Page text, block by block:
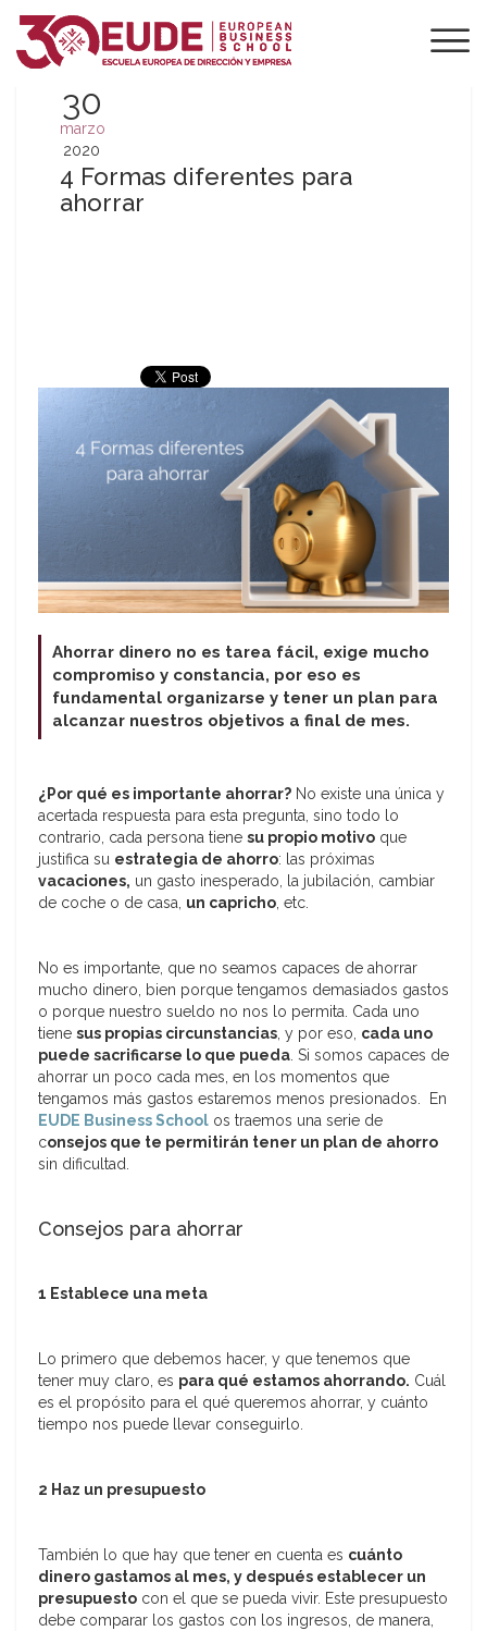
30
marzo
2020
4 Formas diferentes para
ahorrar
Ahorrar dinero no es tarea fácil, exige mucho
compromiso y constancia, por eso es
fundamental organizarse y tener un plan para
alcanzar nuestros objetivos a final de mes.
¿Por qué es importante ahorrar? No existe una única y
acertada respuesta para esta pregunta, sino todo lo
contrario, cada persona tiene su propio motivo que
justifica su estrategia de ahorro: las próximas
vacaciones, un gasto inesperado, la jubilación, cambiar
de coche o de casa, un capricho, etc.
No es importante, que no seamos capaces de ahorrar
mucho dinero, bien porque tengamos demasiados gastos
o porque nuestro sueldo no nos lo permita. Cada uno
tiene sus propias circunstancias, y por eso, cada uno
puede sacrificarse lo que pueda. Si somos capaces de
ahorrar un poco cada mes, en los momentos que
tengamos más gastos estaremos menos presionados. En
EUDE Business School os traemos una serie de
consejos que te permitirán tener un plan de ahorro
sin dificultad.
Consejos para ahorrar
1 Establece una meta
Lo primero que debemos hacer, y que tenemos que
tener muy claro, es para qué estamos ahorrando. Cuál
es el propósito para el qué queremos ahorrar, y cuánto
tiempo nos puede llevar conseguirlo.
2 Haz un presupuesto
También lo que hay que tener en cuenta es cuánto
dinero gastamos al mes, y después establecer un
presupuesto con el que se pueda vivir. Este presupuesto
debe comparar los gastos con los ingresos, de manera,